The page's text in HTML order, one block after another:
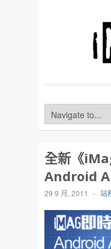
全新《
Android
29 9 月, 2011 - 站